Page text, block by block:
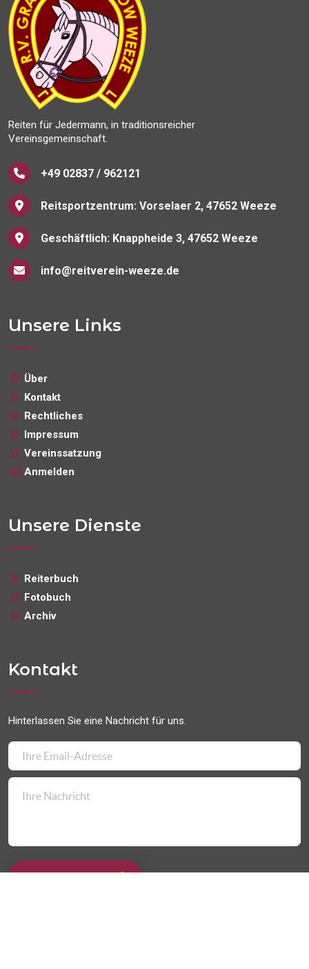
Reiten für Jedermann, in traditionsreicher
Vereinsgemeinschaft.
+49 02837 / 962121
Reitsportzentrum: Vorselaer 2, 47652 Weeze
Geschäftlich: Knappheide 3, 47652 Weeze
info@reitverein-weeze.de
Unsere Links
Über
Kontakt
Rechtliches
Impressum
Vereinssatzung
Anmelden
Unsere Dienste
Reiterbuch
Fotobuch
Archiv
Kontakt
Hinterlassen Sie eine Nachricht für uns.